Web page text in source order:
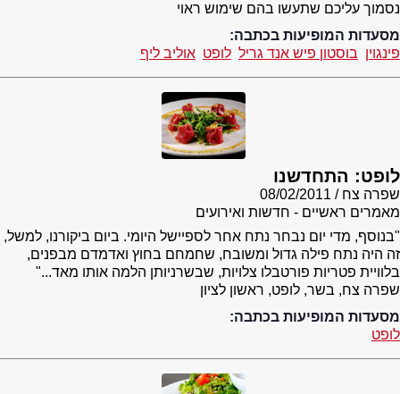
נסמוך עליכם שתעשו בהם שימוש ראוי
מסעדות המופיעות בכתבה:
פינגוין בוסטון פיש אנד גריל לופט אוליב ליף
לופט: התחדשנו
שפרה צח
08/02/2011
מאמרים ראשיים - חדשות ואירועים
"בנוסף, מדי יום נבחר נתח אחר לספיישל היומי. ביום ביקורנו, למשל,
זה היה נתח פילה גדול ומשובח, שחמחם בחוץ ואדמדם מבפנים,
בלוויית פטריות פורטבלו צלויות, שבשרניותן הלמה אותו מאד..."
שפרה צח, בשר, לופט, ראשון לציון
מסעדות המופיעות בכתבה:
לופט